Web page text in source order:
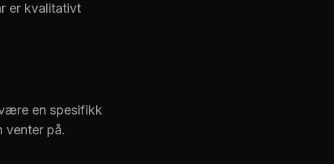
er kvalitativt
en spesifikk
venter på.